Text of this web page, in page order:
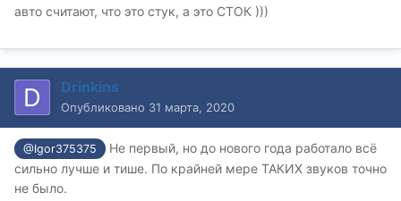
авто считают, что это стук, а это СТОК )))
Drinkins
Опубликовано 31 марта, 2020
@Igor375375
Не первый, но до нового года работало всё
сильно лучше и тише. По крайней мере ТАКИХ звуков точно
не было.